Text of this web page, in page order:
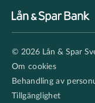
secondary
© 2026 Lån & Spar
Om cookies
Behandling av
Tillgänglighet